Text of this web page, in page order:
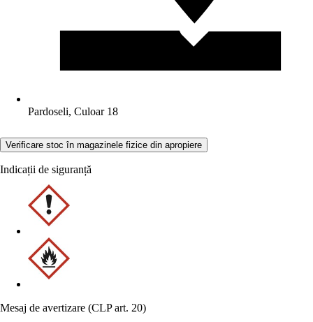
Pardoseli, Culoar 18
Verificare stoc în magazinele fizice din apropiere
Indicații de siguranță
Mesaj de avertizare (CLP art. 20)